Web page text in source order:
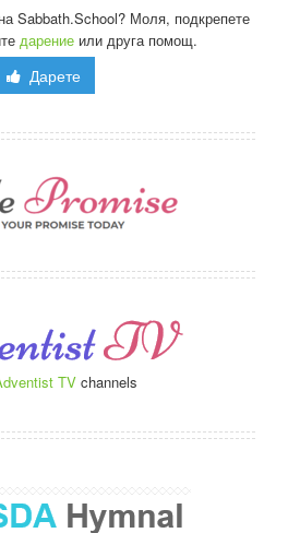
Sabbath.School? Моля, подкрепете
дарениеили друга помощ.
Дарете
TV channels